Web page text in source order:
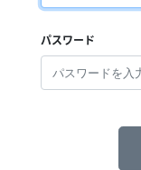
パスワード